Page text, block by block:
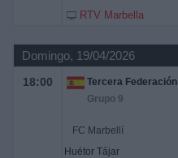
RTV Marbella
Domingo, 19/04/2026
18:00
Tercera Federación
Grupo 9
FC Marbellí
Huétor Tájar